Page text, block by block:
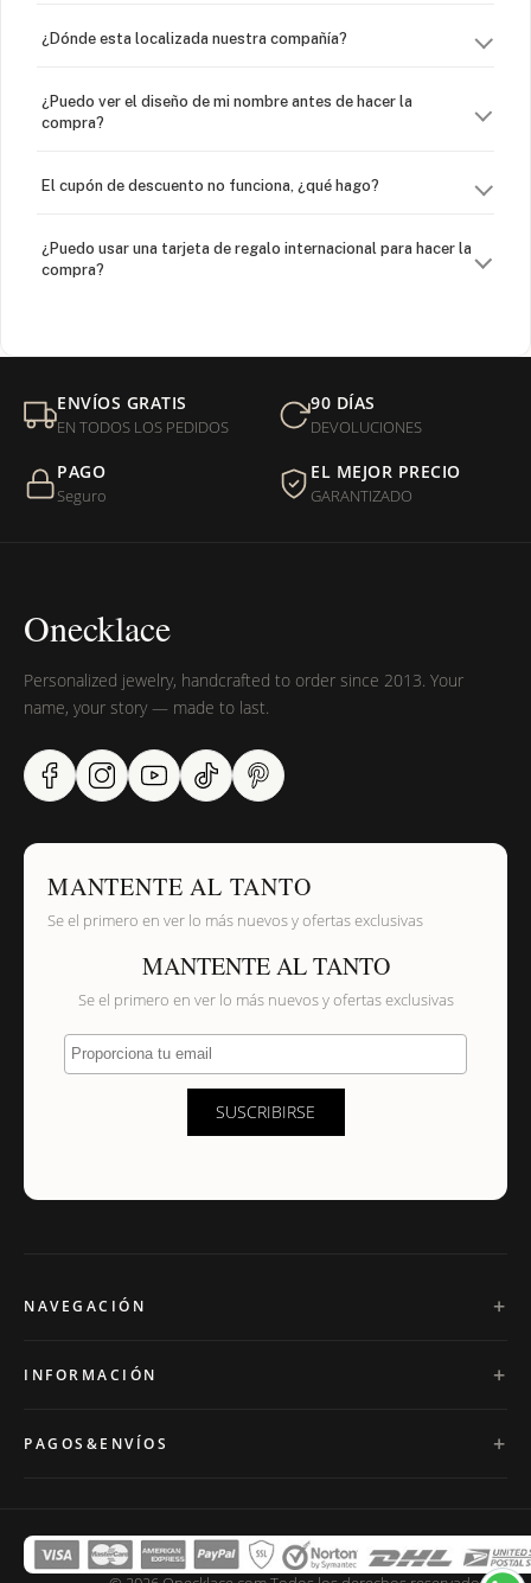
¿Dónde esta localizada nuestra compañía?
¿Puedo ver el diseño de mi nombre antes de hacer la
compra?
El cupón de descuento no funciona, ¿qué hago?
¿Puedo usar una tarjeta de regalo internacional para hacer la
compra?
Mi orden fue devuelta por USPS, ¿qué hago para que sea
entregada?
¿Sus productos son libres de níquel?
ENVÍOS GRATIS
EN TODOS LOS PEDIDOS
90 DÍAS
DEVOLUCIONES
PAGO
Seguro
EL MEJOR PRECIO
GARANTIZADO
Onecklace
Personalized jewelry, handcrafted to order since 2013. Your
name, your story — made to last.
MANTENTE AL TANTO
Se el primero en ver lo más nuevos y ofertas exclusivas
MANTENTE AL TANTO
Se el primero en ver lo más nuevos y ofertas exclusivas
Proporciona tu email
SUSCRIBIRSE
NAVEGACIÓN
INFORMACIÓN
PAGOS&ENVÍOS